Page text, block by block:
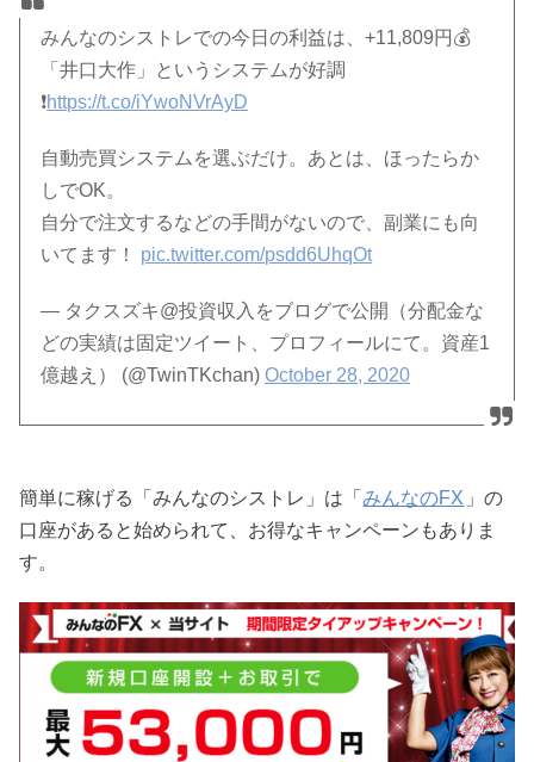
みんなのシストレでの今日の利益は、+11,809円💰
「井口大作」というシステムが好調
❗️https://t.co/iYwoNVrAyD
自動売買システムを選ぶだけ。あとは、ほったらか
しでOK。
自分で注文するなどの手間がないので、副業にも向
いてます！ pic.twitter.com/psdd6UhqOt
— タクスズキ@投資収入をブログで公開（分配金な
どの実績は固定ツイート、プロフィールにて。資産1
億越え） (@TwinTKchan)October 28, 2020
簡単に稼げる「みんなのシストレ」は「みんなのFX 」の
口座があると始められて、お得なキャンペーンもありま
す。